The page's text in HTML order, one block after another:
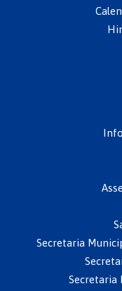
Secretaria
Secretaria